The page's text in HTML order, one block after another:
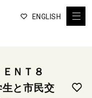
ENGLISH
ＮＴ８
と市民交